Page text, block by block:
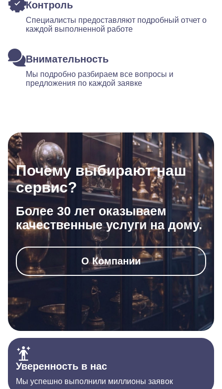
Контроль
Специалисты предоставляют подробный отчет о
каждой выполненной работе
Внимательность
Мы подробно разбираем все вопросы и
предложения по каждой заявке
Почему выбирают наш
сервис?
Более 30 лет оказываем
качественные услуги на дому.
О Компании
Уверенность в нас
Мы успешно выполнили миллионы заявок